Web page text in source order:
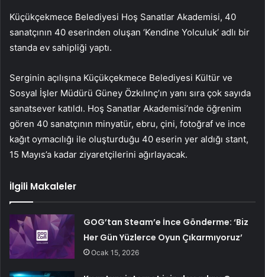
Küçükçekmece Belediyesi Hoş Sanatlar Akademisi, 40
sanatçının 40 eserinden oluşan ‘Kendine Yolculuk’ adlı bir
standa ev sahipliği yaptı.
Serginin açılışına Küçükçekmece Belediyesi Kültür ve
Sosyal İşler Müdürü Güney Özkılınç’ın yanı sıra çok sayıda
sanatsever katıldı. Hoş Sanatlar Akademisi’nde öğrenim
gören 40 sanatçının minyatür, ebru, çini, fotoğraf ve ince
kağıt oymacılığı ile oluşturduğu 40 eserin yer aldığı stant,
15 Mayıs’a kadar ziyaretçilerini ağırlayacak.
İlgili Makaleler
GOG’tan Steam’e İnce Gönderme: ‘Biz
Her Gün Yüzlerce Oyun Çıkarmıyoruz’
Ocak 15, 2026